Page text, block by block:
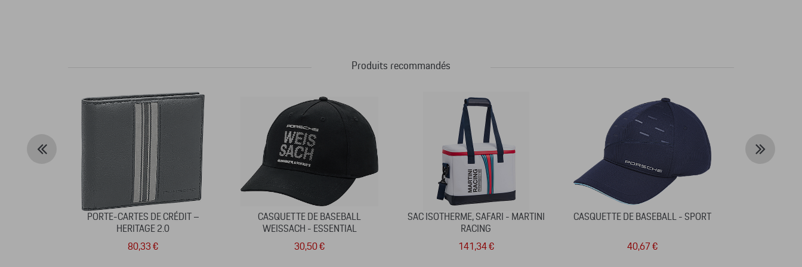
Produits recommandés
PORTE-CARTES DE CRÉDIT –
HERITAGE 2.0
80,33 €
CASQUETTE DE BASEBALL
WEISSACH - ESSENTIAL
30,50 €
SAC ISOTHERME, SAFARI - MARTINI
RACING
141,34 €
CASQUETTE DE BASEBALL - SPORT
40,67 €